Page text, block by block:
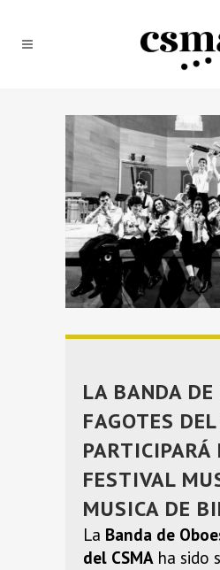
LA BANDA DE
FAGOTES
PARTICIPARÁ
FESTIVAL
MUSICA DE
La Banda de
del CSMA ha sido